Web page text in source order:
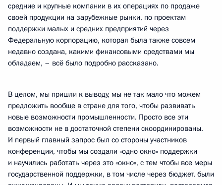
средние и крупные компании в их операциях по продаже
своей продукции на зарубежные рынки, по проектам
поддержки малых и средних предприятий через
Федеральную корпорацию, которая была также совсем
недавно создана, какими финансовыми средствами мы
обладаем, – всё было подробно рассказано.
В целом, мы пришли к выводу, мы не так мало что можем
предложить вообще в стране для того, чтобы развивать
новые возможности промышленности. Просто все эти
возможности не в достаточной степени скоординированы.
И первый главный запрос был со стороны участников
конференции, чтобы мы создали «одно окно» поддержки
и научились работать через это «окно», с тем чтобы все меры
государственной поддержки, в том числе через бюджет, были